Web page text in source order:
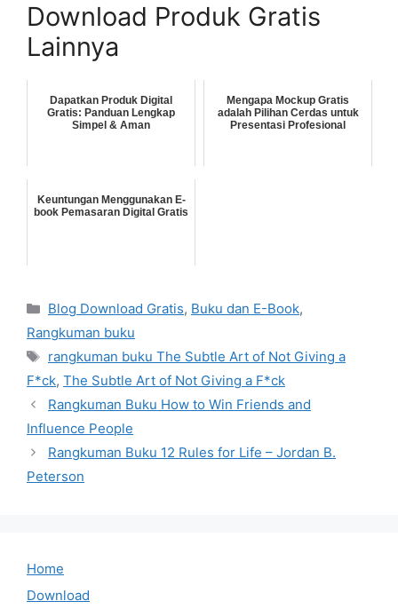
Download Produk Gratis
Lainnya
Dapatkan Produk Digital
Gratis: Panduan Lengkap
Simpel & Aman
Mengapa Mockup Gratis
adalah Pilihan Cerdas untuk
Presentasi Profesional
Keuntungan Menggunakan E-
book Pemasaran Digital Gratis
Categories
Blog Download Gratis, Buku dan E-Book,
Rangkuman buku
Tags
rangkuman buku The Subtle Art of Not Giving a
F*ck, The Subtle Art of Not Giving a F*ck
Rangkuman Buku How to Win Friends and
Influence People
Rangkuman Buku 12 Rules for Life – Jordan B.
Peterson
Home
Download